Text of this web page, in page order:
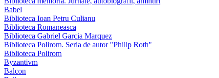
Babel
Biblioteca Ioan Petru Culianu
Biblioteca Romaneasca
Biblioteca Gabriel Garcia Marquez
Biblioteca Polirom. Seria de autor "Philip Roth"
Biblioteca Polirom
Byzantivm
Balcon